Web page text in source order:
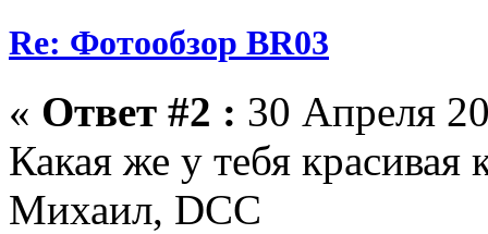
Re: Фотообзор BR03
« Ответ #2 : 30 Апреля
Какая же у тебя красивая
Михаил, DCC